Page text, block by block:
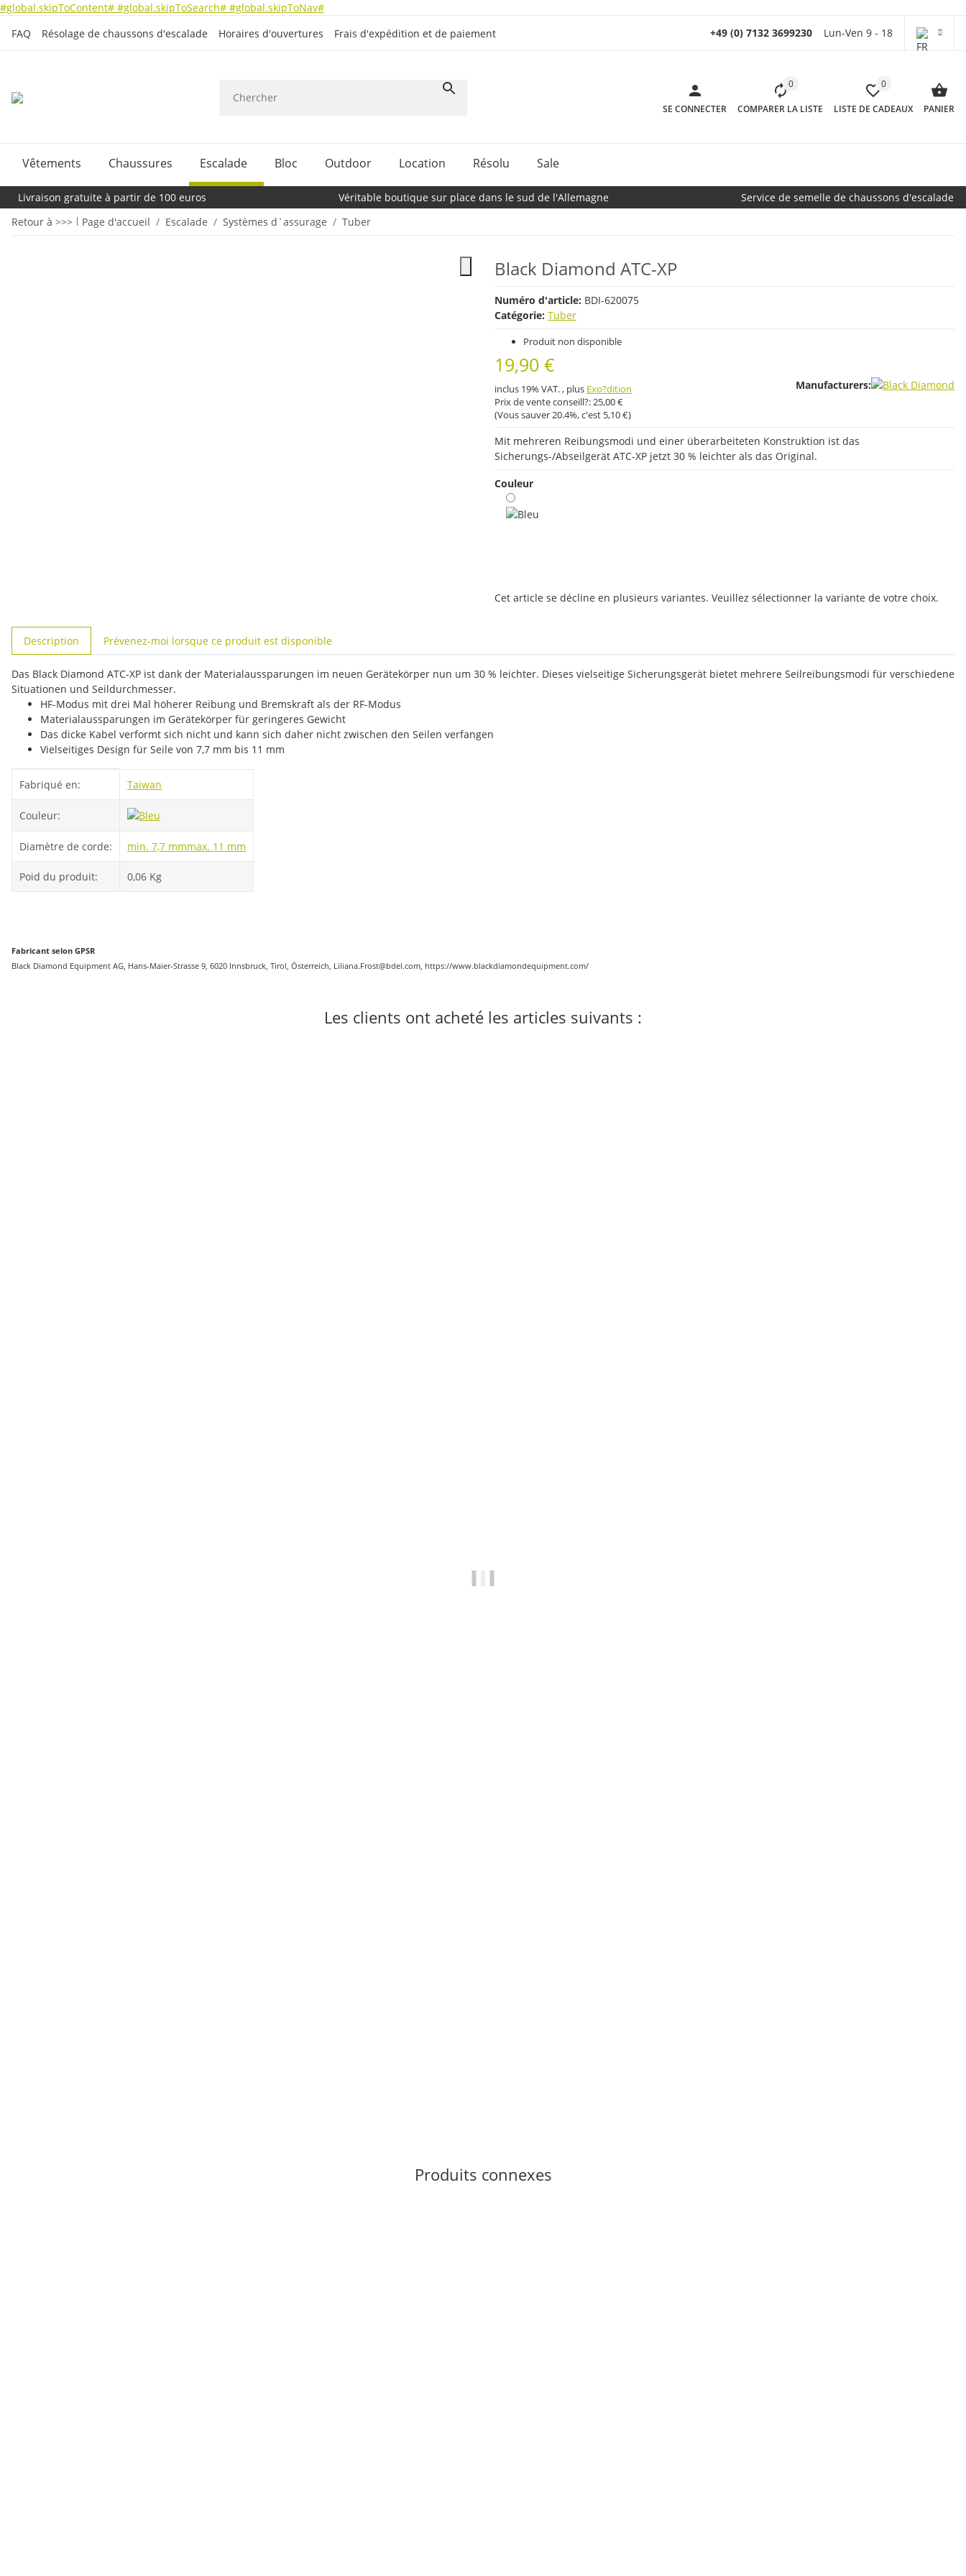
#global.skipToContent# #global.skipToSearch# #global.skipToNav#
FAQ
Résolage de chaussons d'escalade Horaires d'ouvertures Frais d'expédition et de paiement +49 (0) 7132 3699230 Lun-Ven 9 - 18
SE CONNECTER
0
COMPARER LA LISTE
0
LISTE DE CADEAUX PANIER
Vêtements Chaussures Escalade Bloc Outdoor Location Résolu Sale
Livraison gratuite à partir de 100 euros Véritable boutique sur place dans le sud de l'Allemagne
Service de semelle de chaussons d'escalade
Retour à >>>
Page d'accueil Escalade Systèmes d`assurage Tuber
Black Diamond ATC-XP
Numéro d'article: BDI-620075
Catégorie: Tuber
Produit non disponible
19,90 €
inclus 19% VAT. , plus Exp?dition
Prix ​​de vente conseill?: 25,00 €
(Vous sauver 20.4%, c'est 5,10 €)
Manufacturers:
Mit mehreren Reibungsmodi und einer überarbeiteten Konstruktion ist das
Sicherungs-/Abseilgerät ATC-XP jetzt 30 % leichter als das Original.
Couleur
x
Cet article se décline en plusieurs variantes. Veuillez sélectionner la variante de votre choix.
Description Prévenez-moi lorsque ce produit est disponible
Das Black Diamond ATC-XP ist dank der Materialaussparungen im neuen Gerätekörper nun um 30 % leichter. Dieses vielseitige Sicherungsgerät bietet mehrere Seilreibungsmodi für verschiedene
Situationen und Seildurchmesser.
HF-Modus mit drei Mal höherer Reibung und Bremskraft als der RF-Modus
Materialaussparungen im Gerätekörper für geringeres Gewicht
Das dicke Kabel verformt sich nicht und kann sich daher nicht zwischen den Seilen verfangen
Vielseitiges Design für Seile von 7,7 mm bis 11 mm
Fabriqué en: Taiwan
Couleur:
Diamètre de corde: min. 7,7 mmmax. 11 mm
Poid du produit: 0,06 Kg
Fabricant selon GPSR
Black Diamond Equipment AG, Hans-Maier-Strasse 9, 6020 Innsbruck, Tirol, Österreich, Liliana.Frost@bdel.com, https://www.blackdiamondequipment.com/
Les clients ont acheté les articles suivants :
Produits connexes